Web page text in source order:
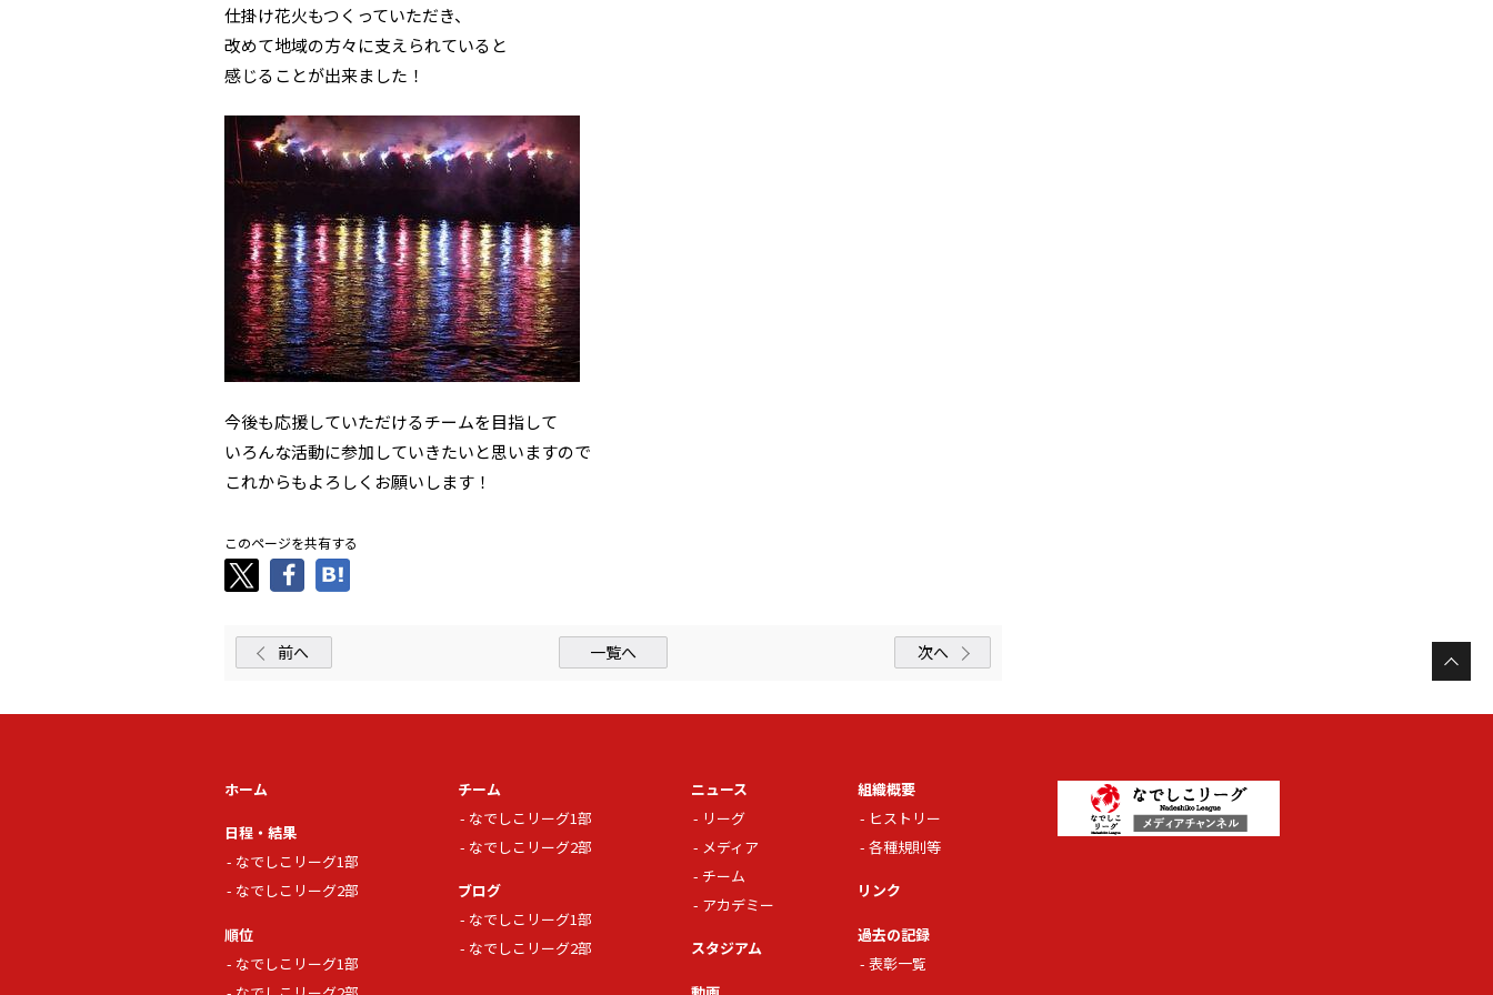
仕掛け花火もつくっていただき、
改めて地域の方々に支えられていると
感じることが出来ました！
今後も応援していただけるチームを目指して
いろんな活動に参加していきたいと思いますので
これからもよろしくお願いします！
このページを共有する
前へ 一覧へ 次へ
ホーム
日程・結果
なでしこリーグ1部
なでしこリーグ2部
順位
なでしこリーグ1部
チーム
なでしこリーグ1部
なでしこリーグ2部
ブログ
なでしこリーグ1部
なでしこリーグ2部
ニュース
リーグ
メディア
チーム
アカデミー
スタジアム
組織概要
ヒストリー
各種規則等
リンク
過去の記録
表彰一覧